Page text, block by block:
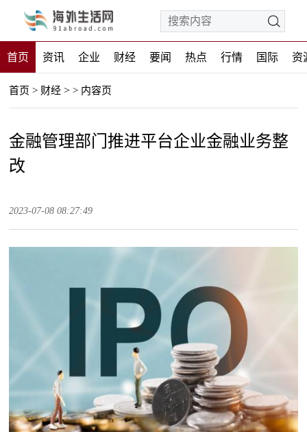
首页 资讯 企业 财经 要闻 热点 行情 国际 资
首页 > 财经 > > 内容页
金融管理部门推进平台企业金融业务整
改
2023-07-08 08:27:49